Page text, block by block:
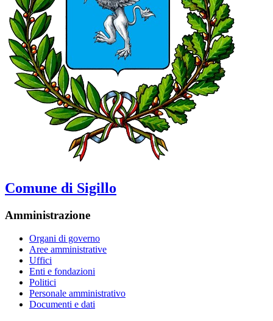
Comune di Sigillo
Amministrazione
Organi di governo
Aree amministrative
Uffici
Enti e fondazioni
Politici
Personale amministrativo
Documenti e dati